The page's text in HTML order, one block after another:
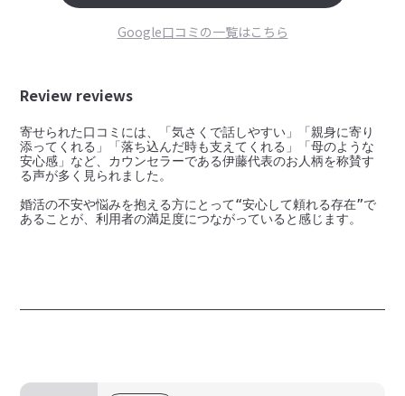
Google口コミの一覧はこちら
Review reviews
寄せられた口コミには、「気さくで話しやすい」「親身に寄り
添ってくれる」「落ち込んだ時も支えてくれる」「母のような
安心感」など、カウンセラーである伊藤代表のお人柄を称賛す
る声が多く見られました。
婚活の不安や悩みを抱える方にとって“安心して頼れる存在”で